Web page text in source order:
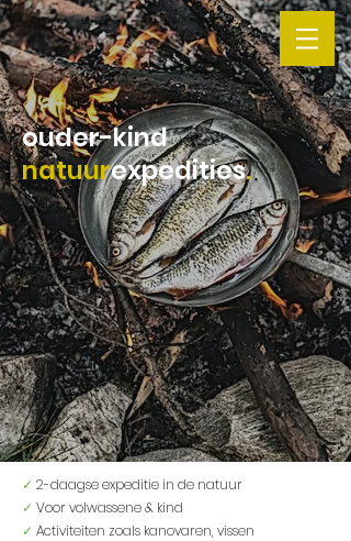
ouder-kind
natuurexpedities.
✓ 2-daagse expeditie in de natuur
✓ Voor volwassene & kind
✓ Activiteiten zoals kanovaren, vissen